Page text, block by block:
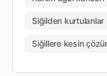
Siğilden kurtulanlar
Siğillere kesin